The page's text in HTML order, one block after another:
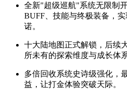
全新"超级巡航"系统无限制
BUFF、技能与终极装备，
诺。
十大陆地图正式解锁，后续
所未有的探索维度与成长体系
多倍回收系统史诗级强化，
益，让打金体验突破天际。